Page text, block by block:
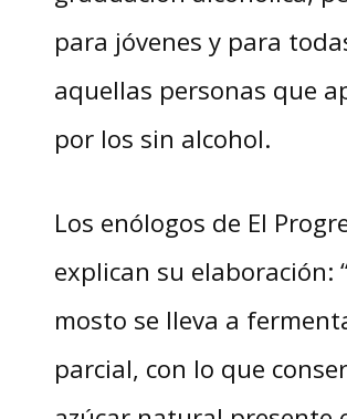
para jóvenes y para
aquellas personas que
por los sin alcohol.
Los enólogos de El
explican su elaboración:
mosto se lleva a
parcial, con lo que